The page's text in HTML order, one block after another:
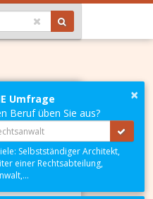
und
×
Umfrage
Beruf üben Sie aus?
Selbstständiger Architekt,
einer Rechtsabteilung,